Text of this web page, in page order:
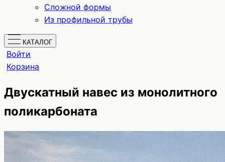
Сложной формы
Из профильной трубы
КАТАЛОГ
Войти
Корзина
Двускатный навес из монолитного
поликарбоната